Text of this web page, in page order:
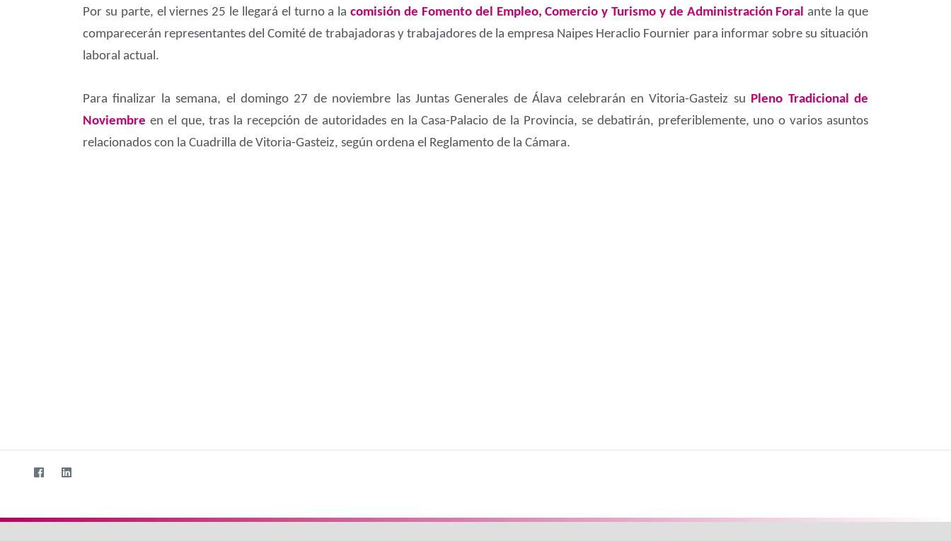
Por su parte, el viernes 25 le llegará el turno a lacomisión de Fomento del Empleo, Comercio y Turismo y de Administración Foral ante la que
comparecerán representantes del Comité de trabajadoras y trabajadores de la empresa Naipes Heraclio Fournier para informar sobre su situación
laboral actual.
Para finalizar la semana, el domingo 27 de noviembre las Juntas Generales de Álava celebrarán en Vitoria-Gasteiz su Pleno Tradicional de
Noviembre en el que, tras la recepción de autoridades en la Casa-Palacio de la Provincia, se debatirán, preferiblemente, uno o varios asuntos
relacionados con la Cuadrilla de Vitoria-Gasteiz, según ordena el Reglamento de la Cámara.